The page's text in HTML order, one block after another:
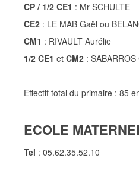
CP / 1/2 CE1 : Mr SCHULTE
CE2 : LE MAB Gaël ou
CM1 : RIVAULT Aurélie
1/2 CE1 et CM2 :
Effectif total du primaire : 85
ECOLE
Tel : 05.62.35.52.10